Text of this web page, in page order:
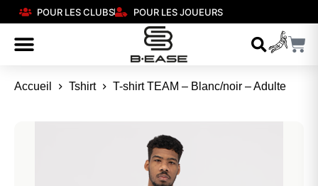
POUR LES CLUBS POUR LES JOUEURS
Accueil Tshirt T-shirt TEAM – Blanc/noir – Adulte